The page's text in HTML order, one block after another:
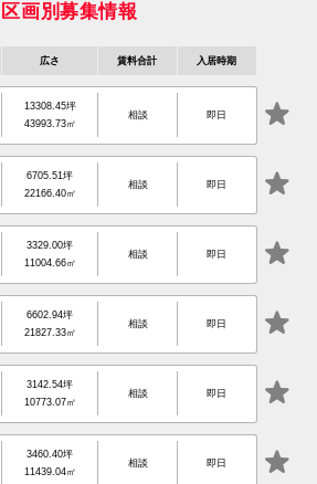
区画別募集情報
広さ 賃料合計 入居時期
13308.45坪
43993.73㎡
相談 即日
6705.51坪
22166.40㎡
相談 即日
3329.00坪
11004.66㎡
相談 即日
6602.94坪
21827.33㎡
相談 即日
3142.54坪
10773.07㎡
相談 即日
3460.40坪
11439.04㎡
相談 即日